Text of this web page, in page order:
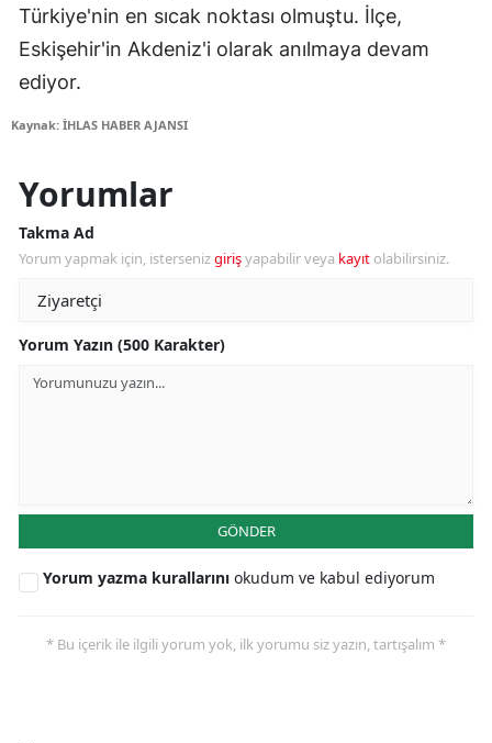
Türkiye'nin en sıcak noktası olmuştu. İlçe,
Eskişehir'in Akdeniz'i olarak anılmaya devam
ediyor.
Kaynak: İHLAS HABER AJANSI
Yorumlar
Takma Ad
Yorum yapmak için, istersenizgirişyapabilir veya kayıt olabilirsiniz.
Yorum Yazın (500 Karakter)
GÖNDER
Yorum yazma kurallarını okudum ve kabul ediyorum
* Bu içerik ile ilgili yorum yok, ilk yorumu siz yazın, tartışalım *